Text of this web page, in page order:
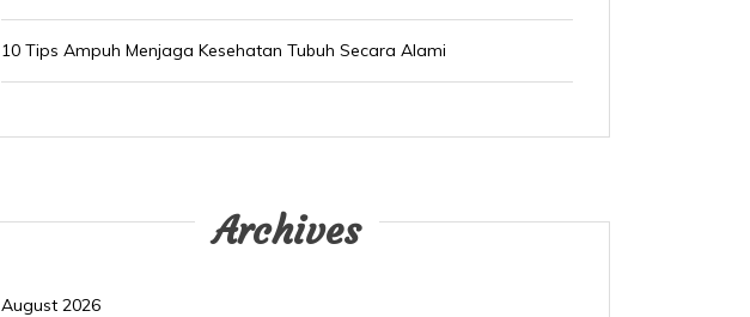
10 Tips Ampuh Menjaga Kesehatan Tubuh Secara Alami
Archives
August 2026